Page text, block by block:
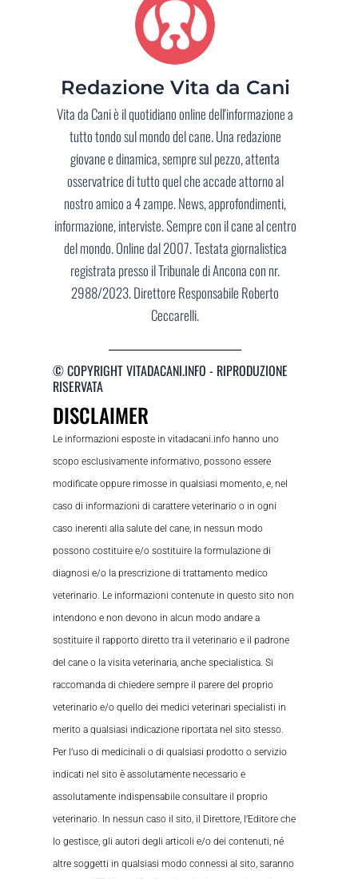
Redazione Vita da Cani
Vita da Cani è il quotidiano online dell'informazione a
tutto tondo sul mondo del cane. Una redazione
giovane e dinamica, sempre sul pezzo, attenta
osservatrice di tutto quel che accade attorno al
nostro amico a 4 zampe. News, approfondimenti,
informazione, interviste. Sempre con il cane al centro
del mondo. Online dal 2007. Testata giornalistica
registrata presso il Tribunale di Ancona con nr.
2988/2023. Direttore Responsabile Roberto
Ceccarelli.
© COPYRIGHT VITADACANI.INFO - RIPRODUZIONE
RISERVATA
DISCLAIMER
Le informazioni esposte in vitadacani.info hanno uno
scopo esclusivamente informativo, possono essere
modificate oppure rimosse in qualsiasi momento, e, nel
caso di informazioni di carattere veterinario o in ogni
caso inerenti alla salute del cane, in nessun modo
possono costituire e/o sostituire la formulazione di
diagnosi e/o la prescrizione di trattamento medico
veterinario. Le informazioni contenute in questo sito non
intendono e non devono in alcun modo andare a
sostituire il rapporto diretto tra il veterinario e il padrone
del cane o la visita veterinaria, anche specialistica. Si
raccomanda di chiedere sempre il parere del proprio
veterinario e/o quello dei medici veterinari specialisti in
merito a qualsiasi indicazione riportata nel sito stesso.
Per l’uso di medicinali o di qualsiasi prodotto o servizio
indicati nel sito è assolutamente necessario e
assolutamente indispensabile consultare il proprio
veterinario. In nessun caso il sito, il Direttore, l’Editore che
lo gestisce, gli autori degli articoli e/o dei contenuti, né
altre soggetti in qualsiasi modo connessi al sito, saranno